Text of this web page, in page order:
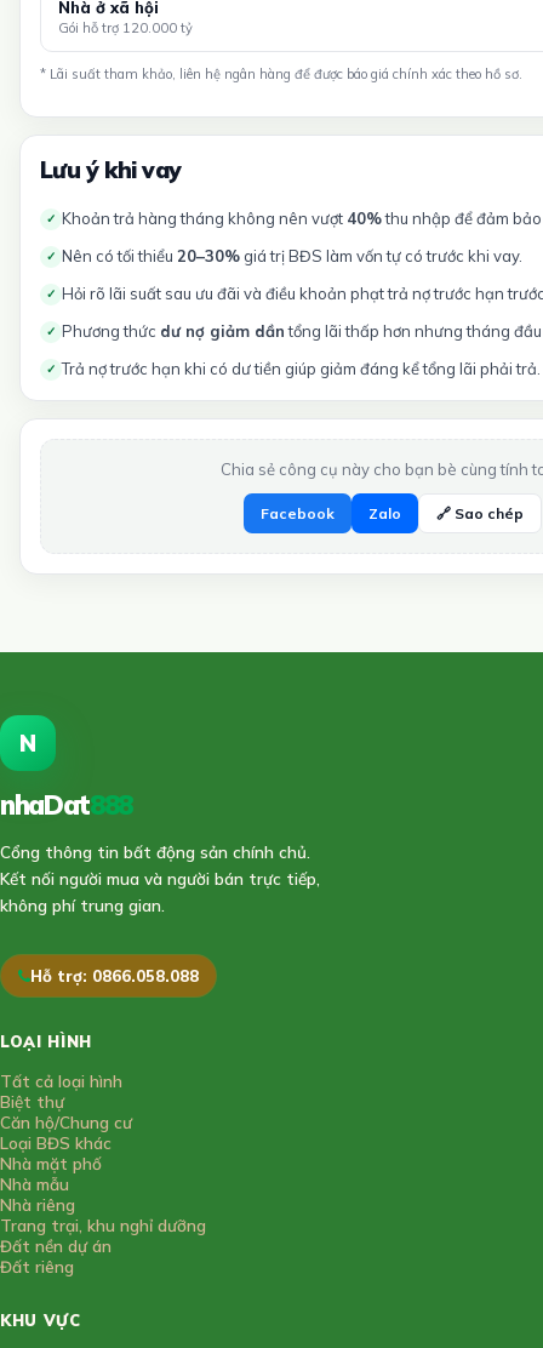
Nhà ở xã hội
Gói hỗ trợ 120.000 tỷ
* Lãi suất tham khảo, liên hệ ngân hàng để được báo giá chính xác theo hồ sơ.
Lưu ý khi vay
✓ Khoản trả hàng tháng không nên vượt 40%thu nhập để đảm
✓ Nên có tối thiểu 20–30% giá trị BĐS làm vốn tự có trước khi vay.
✓ Hỏi rõ lãi suất sau ưu đãi và điều khoản phạt trả nợ trước hạn
✓ Phương thức dư nợ giảm dầntổng lãi thấp hơn nhưng tháng
✓ Trả nợ trước hạn khi có dư tiền giúp giảm đáng kể tổng lãi phải trả.
Chia sẻ công cụ này cho bạn bè cùng tính
Facebook Zalo 🔗 Sao chép
N
nhaDat888
Cổng thông tin bất động sản chính chủ.
Kết nối người mua và người bán trực tiếp,
không phí trung gian.
Hỗ trợ: 0866.058.088
LOẠI HÌNH
Tất cả loại hình
Biệt thự
Căn hộ/Chung cư
Loại BĐS khác
Nhà mặt phố
Nhà mẫu
Nhà riêng
Trang trại, khu nghỉ dưỡng
Đất nền dự án
Đất riêng
KHU VỰC